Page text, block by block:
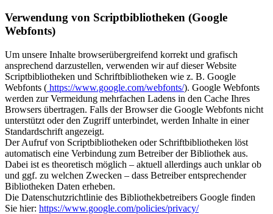
Verwendung von Scriptbibliotheken (Google
Webfonts)
Um unsere Inhalte browserübergreifend korrekt und grafisch
ansprechend darzustellen, verwenden wir auf dieser Website
Scriptbibliotheken und Schriftbibliotheken wie z. B. Google
Webfonts ( https://www.google.com/webfonts/). Google Webfonts
werden zur Vermeidung mehrfachen Ladens in den Cache Ihres
Browsers übertragen. Falls der Browser die Google Webfonts nicht
unterstützt oder den Zugriff unterbindet, werden Inhalte in einer
Standardschrift angezeigt.
Der Aufruf von Scriptbibliotheken oder Schriftbibliotheken löst
automatisch eine Verbindung zum Betreiber der Bibliothek aus.
Dabei ist es theoretisch möglich – aktuell allerdings auch unklar ob
und ggf. zu welchen Zwecken – dass Betreiber entsprechender
Bibliotheken Daten erheben.
Die Datenschutzrichtlinie des Bibliothekbetreibers Google finden
Sie hier: https://www.google.com/policies/privacy/